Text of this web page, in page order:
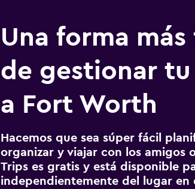
Una forma más
de gestionar
a Fort Worth
Hacemos que sea súper fácil
organizar y viajar con los amigos
Trips es gratis y está disponible
independientemente del lugar en